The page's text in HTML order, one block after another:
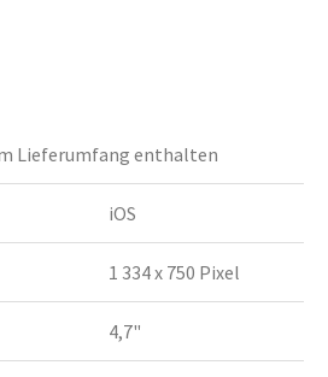
Lieferumfang enthalten
iOS
1 334 x 750 Pixel
4,7"